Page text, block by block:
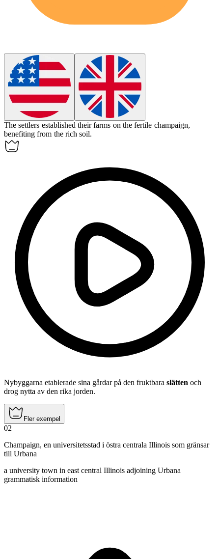
The settlers established their farms on the fertile champaign,
benefiting from the rich soil.
Nybyggarna etablerade sina gårdar på den fruktbara slätten och
drog nytta av den rika jorden.
Fler exempel
02
Champaign, en universitetsstad i östra centrala Illinois som gränsar
till Urbana
a university town in east central Illinois adjoining Urbana
grammatisk information